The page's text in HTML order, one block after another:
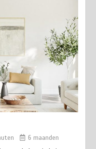
6 maanden